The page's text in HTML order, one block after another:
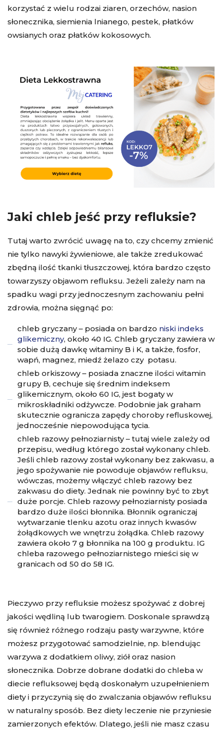
korzystać z wielu rodzai ziaren, orzechów, nasion
słonecznika, siemienia lnianego, pestek, płatków
owsianych oraz płatków kokosowych.
Jaki chleb jeść przy refluksie?
Tutaj warto zwrócić uwagę na to, czy chcemy zmienić
nie tylko nawyki żywieniowe, ale także zredukować
zbędną ilość tkanki tłuszczowej, która bardzo często
towarzyszy objawom refluksu. Jeżeli zależy nam na
spadku wagi przy jednoczesnym zachowaniu pełni
zdrowia, można sięgnąć po:
chleb gryczany – posiada on bardzo niski indeks
glikemiczny, około 40 IG. Chleb gryczany zawiera w
sobie dużą dawkę witaminy B i K, a także, fosfor,
wapń, magnez, miedź żelazo czy potasu.
chleb orkiszowy – posiada znaczne ilości witamin
grupy B, cechuje się średnim indeksem
glikemicznym, około 60 IG, jest bogaty w
mikroskładniki odżywcze. Podobnie jak graham
skutecznie ogranicza zapędy choroby refluskowej,
jednocześnie niepowodująca tycia.
chleb razowy pełnoziarnisty – tutaj wiele zależy od
przepisu, według którego został wykonany chleb.
Jeśli chleb razowy został wykonany bez zakwasu, a
jego spożywanie nie powoduje objawów refluksu,
wówczas, możemy włączyć chleb razowy bez
zakwasu do diety. Jednak nie powinny być to zbyt
duże porcje. Chleb razowy pełnoziarnisty posiada
bardzo duże ilości błonnika. Błonnik ograniczaj
wytwarzanie tlenku azotu oraz innych kwasów
żołądkowych we wnętrzu żołądka. Chleb razowy
zawiera około 7 g błonnika na 100 g produktu. IG
chleba razowego pełnoziarnistego mieści się w
granicach od 50 do 58 IG.
Pieczywo przy refluksie możesz spożywać z dobrej
jakości wędliną lub twarogiem. Doskonale sprawdzą
się również różnego rodzaju pasty warzywne, które
możesz przygotować samodzielnie, np. blendując
warzywa z dodatkiem oliwy, ziół oraz nasion
słonecznika. Dobrze dobrane dodatki do chleba w
diecie refluksowej będą doskonałym uzupełnieniem
diety i przyczynią się do zwalczania objawów refluksu
w naturalny sposób. Bez diety leczenie nie przyniesie
zamierzonych efektów. Dlatego, jeśli nie masz czasu